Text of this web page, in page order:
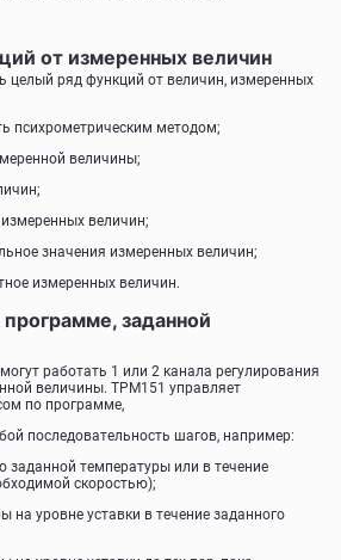
от измеренных величин
ряд функций от величин, измеренных
психрометрическим методом;
величины;
величин;
значения измеренных величин;
измеренных величин.
заданной
работать 1 или 2 канала регулирования
величины. ТРМ151 управляет
по программе,
последовательность шагов, например:
заданной температуры или в течение
скоростью);
на уровне уставки в течение заданного